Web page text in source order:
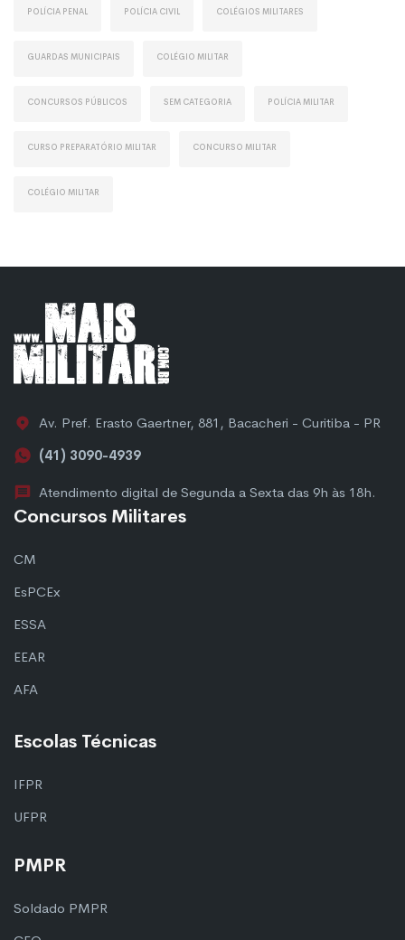
Polícia Penal Polícia Civil Colégios Militares
Guardas Municipais Colégio Militar
Concursos Públicos Sem Categoria Polícia Militar
Curso Preparatório Militar Concurso Militar
Colégio Militar
Av. Pref. Erasto Gaertner, 881, Bacacheri - Curitiba - PR
(41) 3090-4939
Atendimento digital de Segunda a Sexta das 9h às 18h.
Concursos Militares
CM
EsPCEx
ESSA
EEAR
AFA
Escolas Técnicas
IFPR
UFPR
PMPR
Soldado PMPR